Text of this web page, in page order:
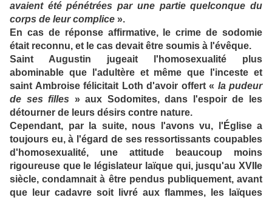
avaient été pénétrées par une partie quelconque du
corps de leur complice ».
En cas de réponse affirmative, le crime de sodomie
était reconnu, et le cas devait être soumis à l'évêque.
Saint Augustin jugeait l'homosexualité plus
abominable que l'adultère et même que l'inceste et
saint Ambroise félicitait Loth d'avoir offert « la pudeur
de ses filles » aux Sodomites, dans l'espoir de les
détourner de leurs désirs contre nature.
Cependant, par la suite, nous l'avons vu, l'Église a
toujours eu, à l'égard de ses ressortissants coupables
d'homosexualité, une attitude beaucoup moins
rigoureuse que le législateur laïque qui, jusqu'au XVIIe
siècle, condamnait à être pendus publiquement, avant
que leur cadavre soit livré aux flammes, les laïques